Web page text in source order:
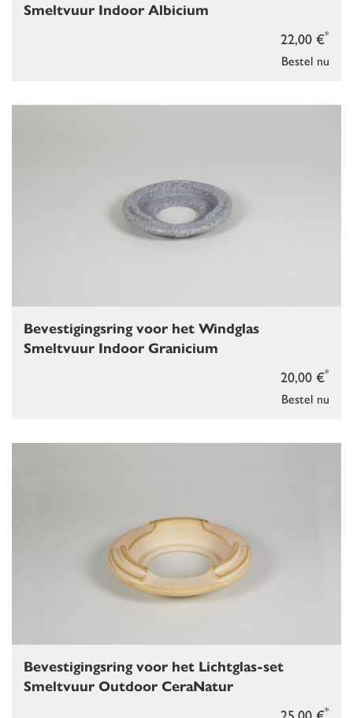
Bestel nu
22,00 €*
Smeltvuur Indoor Albicium
Bestel nu
20,00 €*
Bevestigingsring voor het Windglas
Smeltvuur Indoor Granicium
*
Bevestigingsring voor het Lichtglas-set
Smeltvuur Outdoor CeraNatur